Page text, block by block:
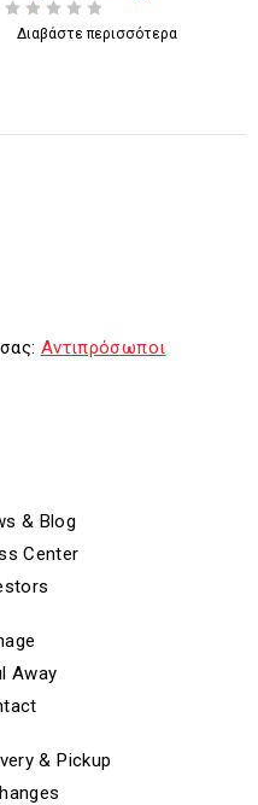
Διαβάστε περισσότερα
Αντιπρόσωποι
& Blog
Center
Away
& Pickup